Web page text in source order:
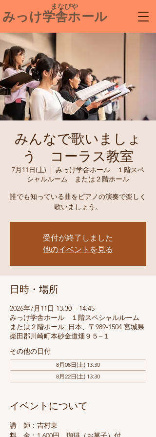
​ まなびや
みっけ学舎ホール
みんなで歌いましょ
う コーラス教室
7月11日(土)
  |
みっけ学舎ホール １階スペ
シャルルーム または２階ホール
誰でも知っている曲をピアノの演奏で楽しく
歌いましょう。
受付が終了しました
他のイベントを見る
日時・場所
2026年7月11日 13:30 – 14:45
みっけ学舎ホール １階スペシャルルーム
または２階ホール, 日本、〒989-1504 宮城県
柴田郡川崎町本砂金道畑９５−１
その他の日付
8月08日(土) 13:30
8月22日(土) 13:30
イベントについて
講　師：吉村東